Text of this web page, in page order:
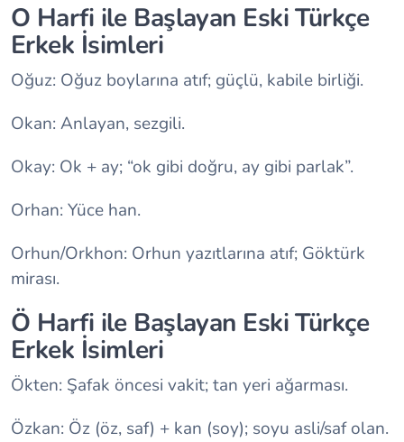
O Harfi ile Başlayan Eski Türkçe
Erkek İsimleri
Oğuz: Oğuz boylarına atıf; güçlü, kabile birliği.
Okan: Anlayan, sezgili.
Okay: Ok + ay; “ok gibi doğru, ay gibi parlak”.
Orhan: Yüce han.
Orhun/Orkhon: Orhun yazıtlarına atıf; Göktürk
mirası.
Ö Harfi ile Başlayan Eski Türkçe
Erkek İsimleri
Ökten: Şafak öncesi vakit; tan yeri ağarması.
Özkan: Öz (öz, saf) + kan (soy); soyu asli/saf olan.